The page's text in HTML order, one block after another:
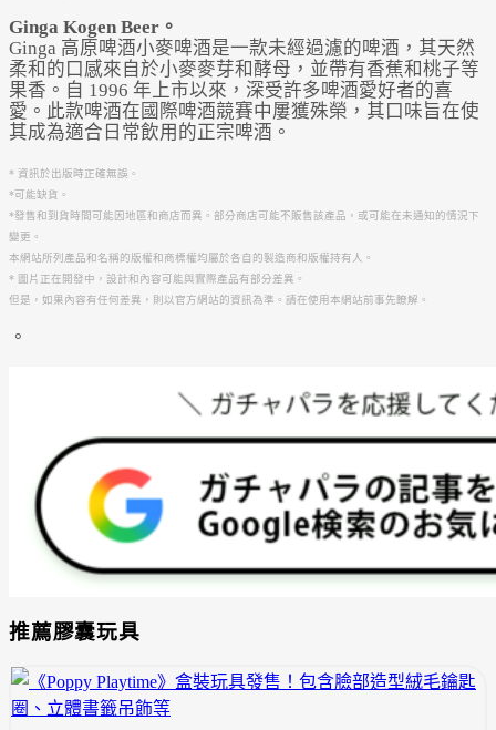
Ginga Kogen Beer。
Ginga 高原啤酒小麥啤酒是一款未經過濾的啤酒，其天然
柔和的口感來自於小麥麥芽和酵母，並帶有香蕉和桃子等
果香。自 1996 年上市以來，深受許多啤酒愛好者的喜
愛。此款啤酒在國際啤酒競賽中屢獲殊榮，其口味旨在使
其成為適合日常飲用的正宗啤酒。
* 資訊於出版時正確無誤。
*可能缺貨。
*發售和到貨時間可能因地區和商店而異。部分商店可能不販售該產品，或可能在未通知的情況下
變更。
本網站所列產品和名稱的版權和商標權均屬於各自的製造商和版權持有人。
* 圖片正在開發中，設計和內容可能與實際產品有部分差異。
但是，如果內容有任何差異，則以官方網站的資訊為準。請在使用本網站前事先瞭解。
。
推薦膠囊玩具